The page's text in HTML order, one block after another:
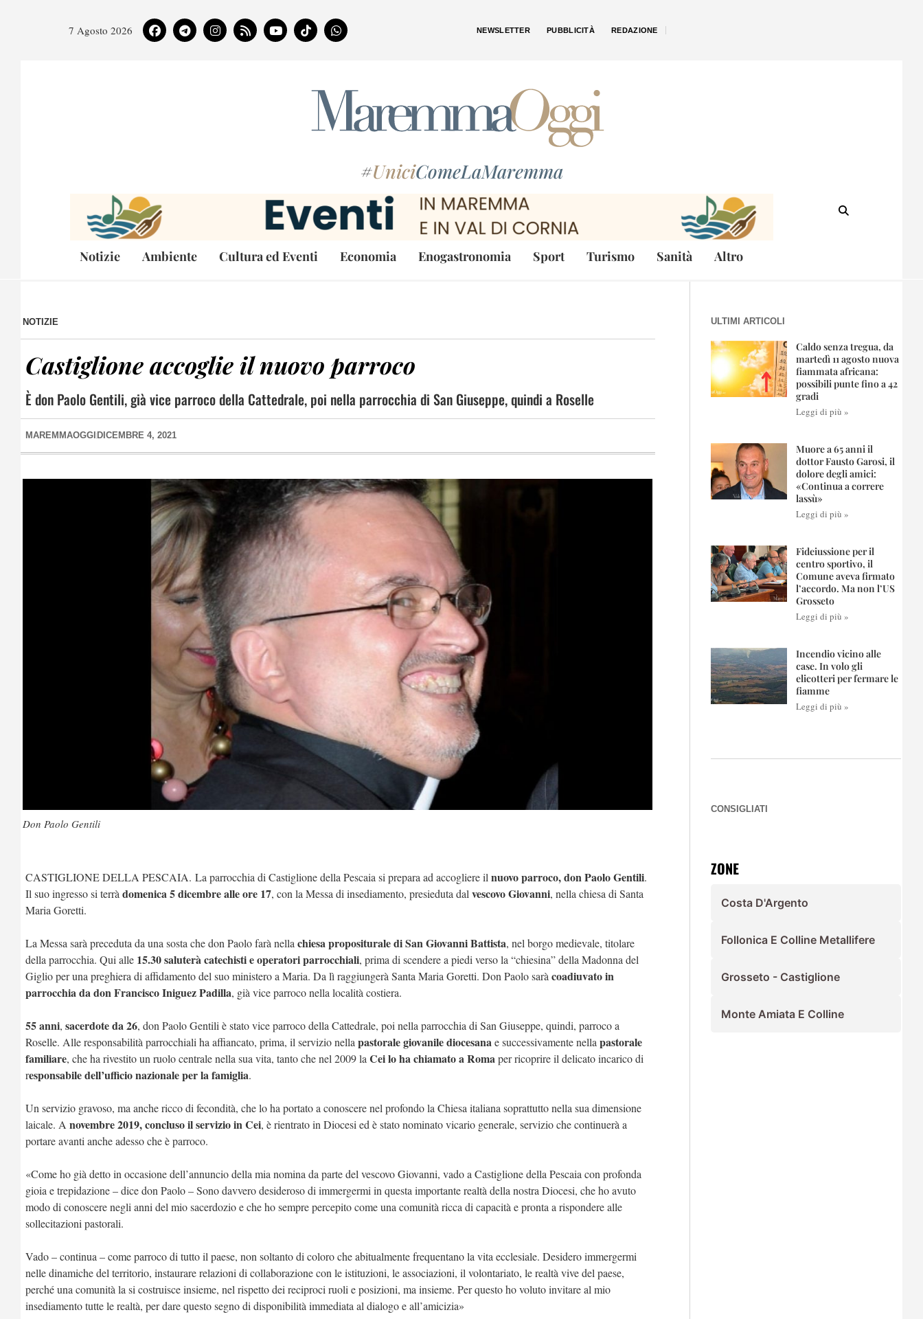
7 Agosto 2026 NEWSLETTER PUBBLICITÀ REDAZIONE
#UniciComeLaMaremma
Notizie Ambiente Cultura ed Eventi Economia Enogastronomia Sport Turismo Sanità Altro
NOTIZIE
Castiglione accoglie il nuovo parroco
È don Paolo Gentili, già vice parroco della Cattedrale, poi nella parrocchia di San Giuseppe, quindi a Roselle
MAREMMAOGGI DICEMBRE 4, 2021
Don Paolo Gentili
CASTIGLIONE DELLA PESCAIA. La parrocchia di Castiglione della Pescaia si prepara ad accogliere il nuovo parroco, don Paolo Gentili.
Il suo ingresso si terrà domenica 5 dicembre alle ore 17, con la Messa di insediamento, presieduta dal vescovo Giovanni, nella chiesa di Santa
Maria Goretti.
La Messa sarà preceduta da una sosta che don Paolo farà nella chiesa propositurale di San Giovanni Battista, nel borgo medievale, titolare
della parrocchia. Qui alle 15.30 saluterà catechisti e operatori parrocchiali, prima di scendere a piedi verso la “chiesina” della Madonna del
Giglio per una preghiera di affidamento del suo ministero a Maria. Da lì raggiungerà Santa Maria Goretti. Don Paolo sarà coadiuvato in
parrocchia da don Francisco Iniguez Padilla, già vice parroco nella località costiera.
55 anni, sacerdote da 26, don Paolo Gentili è stato vice parroco della Cattedrale, poi nella parrocchia di San Giuseppe, quindi, parroco a
Roselle. Alle responsabilità parrocchiali ha affiancato, prima, il servizio nella pastorale giovanile diocesanae successivamente nella pastorale
familiare, che ha rivestito un ruolo centrale nella sua vita, tanto che nel 2009 la Cei lo ha chiamato a Romaper ricoprire il delicato incarico di
responsabile dell’ufficio nazionale per la famiglia.
Un servizio gravoso, ma anche ricco di fecondità, che lo ha portato a conoscere nel profondo la Chiesa italiana soprattutto nella sua dimensione
laicale. A novembre 2019, concluso il servizio in Cei, è rientrato in Diocesi ed è stato nominato vicario generale, servizio che continuerà a
portare avanti anche adesso che è parroco.
«Come ho già detto in occasione dell’annuncio della mia nomina da parte del vescovo Giovanni, vado a Castiglione della Pescaia con profonda
gioia e trepidazione – dice don Paolo – Sono davvero desideroso di immergermi in questa importante realtà della nostra Diocesi, che ho avuto
modo di conoscere negli anni del mio sacerdozio e che ho sempre percepito come una comunità ricca di capacità e pronta a rispondere alle
sollecitazioni pastorali.
Vado – continua – come parroco di tutto il paese, non soltanto di coloro che abitualmente frequentano la vita ecclesiale. Desidero immergermi
nelle dinamiche del territorio, instaurare relazioni di collaborazione con le istituzioni, le associazioni, il volontariato, le realtà vive del paese,
perché una comunità la si costruisce insieme, nel rispetto dei reciproci ruoli e posizioni, ma insieme. Per questo ho voluto invitare al mio
insediamento tutte le realtà, per dare questo segno di disponibilità immediata al dialogo e all’amicizia»
ULTIMI ARTICOLI
Caldo senza tregua, da
martedì 11 agosto nuova
fiammata africana:
possibili punte fino a 42
gradi
Leggi di più »
Muore a 65 anni il
dottor Fausto Garosi, il
dolore degli amici:
«Continua a correre
lassù»
Leggi di più »
Fideiussione per il
centro sportivo, il
Comune aveva firmato
l’accordo. Ma non l’US
Grosseto
Leggi di più »
Incendio vicino alle
case. In volo gli
elicotteri per fermare le
fiamme
Leggi di più »
CONSIGLIATI
ZONE
Costa D'Argento
Follonica E Colline Metallifere
Grosseto - Castiglione
Monte Amiata E Colline